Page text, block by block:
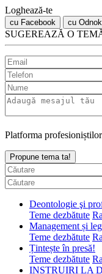
Loghează-te
cu Facebook cu
SUGEREAZĂ O
Platforma
Propune tema ta!
Deontologie şi
Teme dezbătute
Management și
Teme dezbătute
Țintește în presă!
Teme dezbătute
INSTRUIRI LA